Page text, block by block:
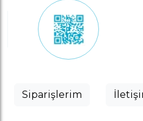
Siparişlerim